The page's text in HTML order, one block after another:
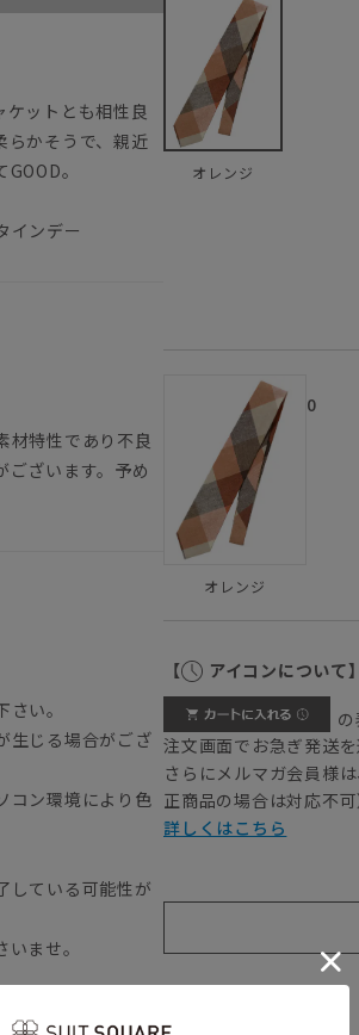
ットとも相性良
らかそうで、親近
。
ンデー
材特性であり不良
ございます。予め
い。
生じる場合がござ
コン環境により色
している可能性が
ませ。
オレンジ
オレンジ
0
【 アイコンについて】
の
注文画面でお急ぎ発送を
さらにメルマガ会員様
正商品の場合は対応不可
詳しくはこちら